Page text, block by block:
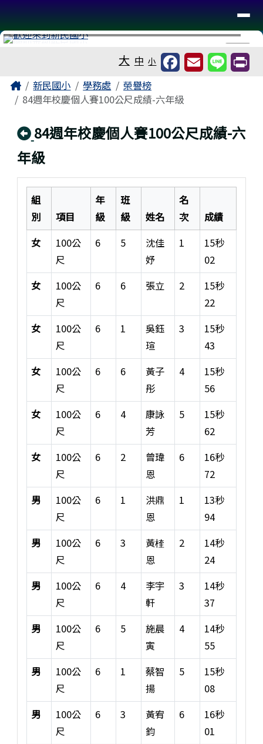
台南市新民國小
導覽列
⏸
大 中 小
主內容區域
Home新民國小 學務處
榮譽榜
84週年校慶個人賽100公尺成績-六年級
回上頁
84週年校慶個人賽100公尺成績-六
年級
此圖片為六年級男、女生100公尺短跑競賽成績表，詳
組
別
項目
年
級
班
級
姓名
名
次
成績
女
100公
尺
6 5
沈佳
妤
1
15秒
02
女
100公
尺
6 6 張立 2
15秒
22
女
100公
尺
6 1
吳鈺
瑄
3
15秒
43
女
100公
尺
6 6
黃子
彤
4
15秒
56
女
100公
尺
6 4
康詠
芳
5
15秒
62
女
100公
尺
6 2
曾瑋
恩
6
16秒
72
男
100公
尺
6 1
洪鼎
恩
1
13秒
94
男
100公
尺
6 3
黃楏
恩
2
14秒
24
男
100公
尺
6 4
李宇
軒
3
14秒
37
男
100公
尺
6 5
施晨
寅
4
14秒
55
男
100公
尺
6 1
蔡智
揚
5
15秒
08
男
100公
尺
6 3
黃宥
鈞
6
16秒
01
頁尾區域